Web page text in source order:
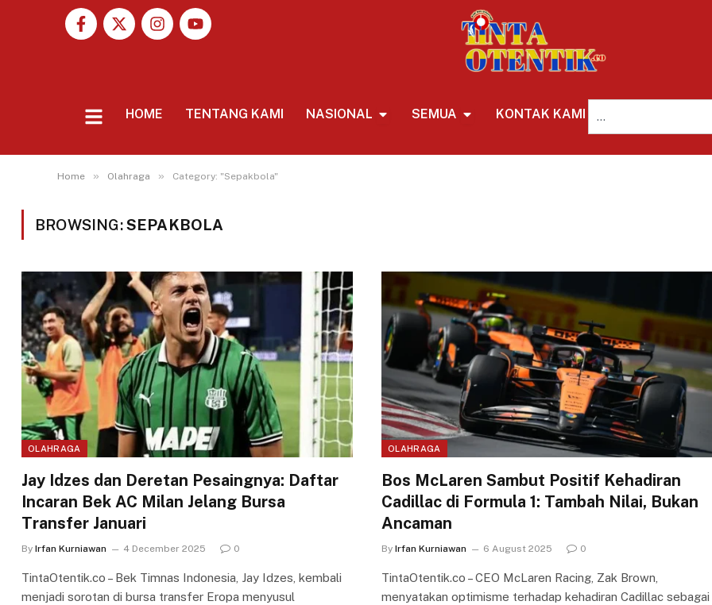
HOME TENTANG KAMI NASIONAL SEMUA KONTAK KAMI
Home » Olahraga » Category: "Sepakbola"
BROWSING:SEPAKBOLA
OLAHRAGA
Jay Idzes dan Deretan Pesaingnya: Daftar
Incaran Bek AC Milan Jelang Bursa
Transfer Januari
By Irfan Kurniawan 4 December 2025 0
TintaOtentik.co – Bek Timnas Indonesia, Jay Idzes, kembali
menjadi sorotan di bursa transfer Eropa menyusul
OLAHRAGA
Bos McLaren Sambut Positif Kehadiran
Cadillac di Formula 1: Tambah Nilai, Bukan
Ancaman
By Irfan Kurniawan 6 August 2025 0
TintaOtentik.co – CEO McLaren Racing, Zak Brown,
menyatakan optimisme terhadap kehadiran Cadillac sebagai